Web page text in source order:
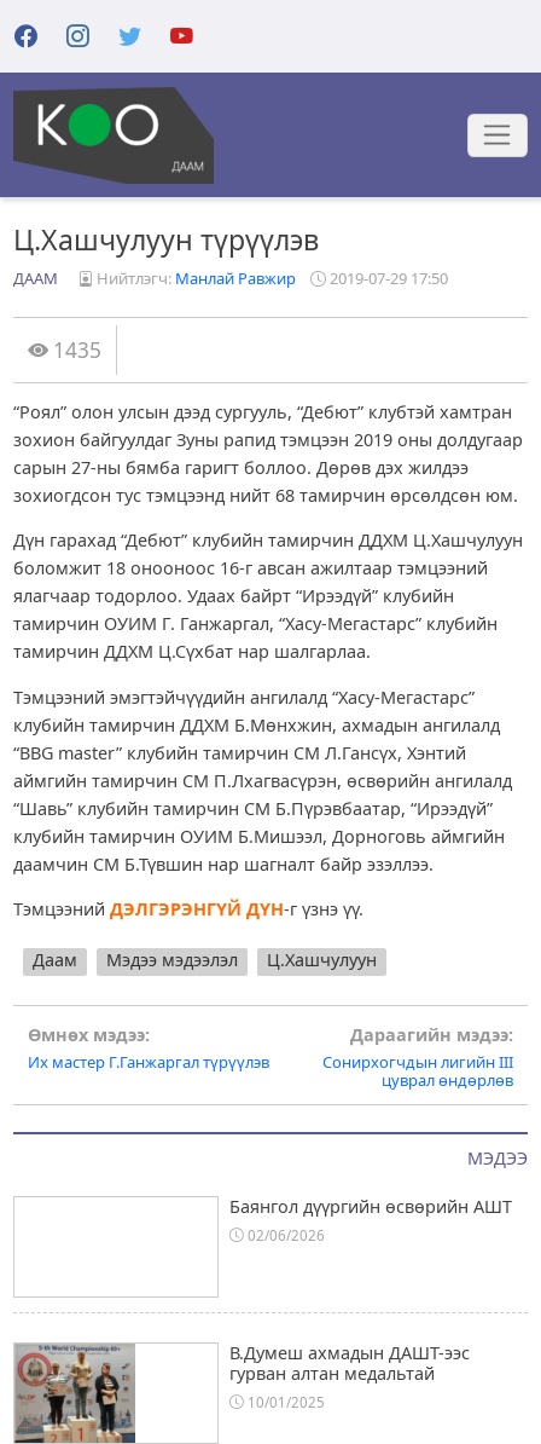
МЭДЭЭ
Баянгол дүүргийн өсвөрийн АШТ
02/06/2026
В.Думеш ахмадын ДАШТ-ээс
гурван алтан медальтай
10/01/2025
Ц.Хашчулуун түрүүлэв
ДААМ Нийтлэгч: Манлай Равжир 2019-07-29 17:50
1435
“Роял” олон улсын дээд сургууль, “Дебют” клубтэй хамтран
зохион байгуулдаг Зуны рапид тэмцээн 2019 оны долдугаар
сарын 27-ны бямба гаригт боллоо. Дөрөв дэх жилдээ
зохиогдсон тус тэмцээнд нийт 68 тамирчин өрсөлдсөн юм.
Дүн гарахад “Дебют” клубийн тамирчин ДДХМ Ц.Хашчулуун
боломжит 18 онооноос 16-г авсан ажилтаар тэмцээний
ялагчаар тодорлоо. Удаах байрт “Ирээдүй” клубийн
тамирчин ОУИМ Г. Ганжаргал, “Хасу-Мегастарс” клубийн
тамирчин ДДХМ Ц.Сүхбат нар шалгарлаа.
Тэмцээний эмэгтэйчүүдийн ангилалд “Хасу-Мегастарс”
клубийн тамирчин ДДХМ Б.Мөнхжин, ахмадын ангилалд
“BBG master” клубийн тамирчин СМ Л.Гансүх, Хэнтий
аймгийн тамирчин СМ П.Лхагвасүрэн, өсвөрийн ангилалд
“Шавь” клубийн тамирчин СМ Б.Пүрэвбаатар, “Ирээдүй”
клубийн тамирчин ОУИМ Б.Мишээл, Дорноговь аймгийн
даамчин СМ Б.Түвшин нар шагналт байр эзэллээ.
Тэмцээний ДЭЛГЭРЭНГҮЙ ДҮН-г үзнэ үү.
Даам Мэдээ мэдээлэл Ц.Хашчулуун
Post
navigation
Өмнөх мэдээ:
Их мастер Г.Ганжаргал түрүүлэв
Дараагийн мэдээ:
Сонирхогчдын лигийн III
цуврал өндөрлөв